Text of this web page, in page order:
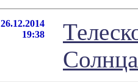
26.12.2014
19:38
Солнца